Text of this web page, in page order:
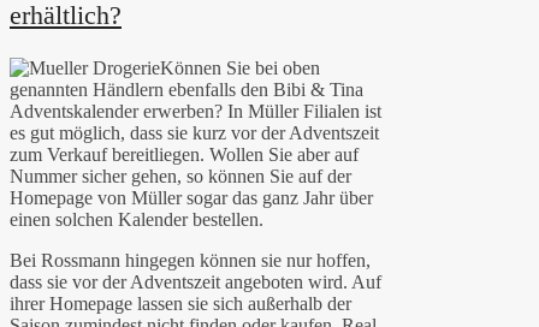
erhältlich?
Können Sie bei oben
genannten Händlern ebenfalls den Bibi & Tina
Adventskalender erwerben? In Müller Filialen ist
es gut möglich, dass sie kurz vor der Adventszeit
zum Verkauf bereitliegen. Wollen Sie aber auf
Nummer sicher gehen, so können Sie auf der
Homepage von Müller sogar das ganz Jahr über
einen solchen Kalender bestellen.
Bei Rossmann hingegen können sie nur hoffen,
dass sie vor der Adventszeit angeboten wird. Auf
ihrer Homepage lassen sie sich außerhalb der